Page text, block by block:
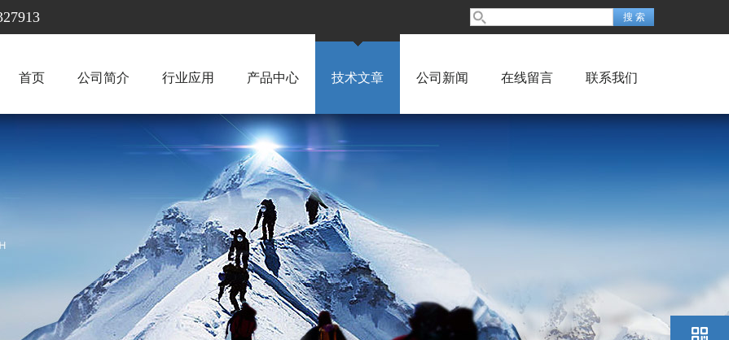
首页 公司简介 行业应用 产品中心 技术文章 公司新闻 在线留言 联系我们